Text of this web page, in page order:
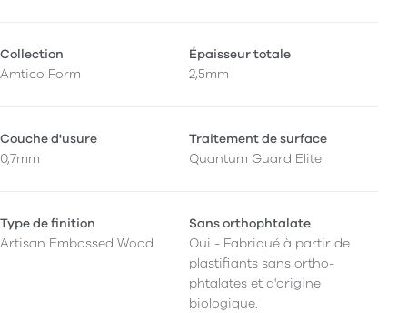
Collection
Amtico Form
Épaisseur totale
2,5mm
Couche d'usure
0,7mm
Traitement de surface
Quantum Guard Elite
Type de finition
Artisan Embossed Wood
Sans orthophtalate
Oui - Fabriqué à partir de
plastifiants sans ortho-
phtalates et d'origine
biologique.